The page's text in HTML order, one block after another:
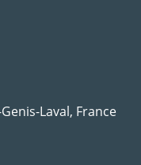
Laval, France